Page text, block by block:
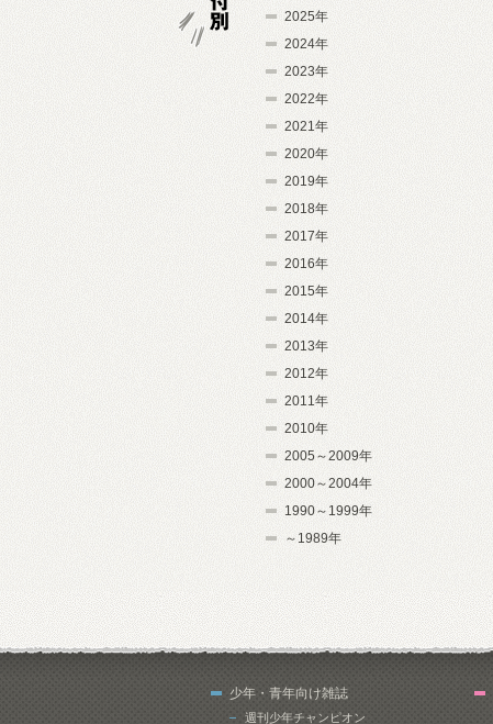
2025年
2024年
2023年
2022年
2021年
2020年
2019年
2018年
2017年
2016年
2015年
2014年
2013年
2012年
2011年
2010年
2005～2009年
2000～2004年
1990～1999年
～1989年
少年・青年向け雑誌
週刊少年チャンピオン